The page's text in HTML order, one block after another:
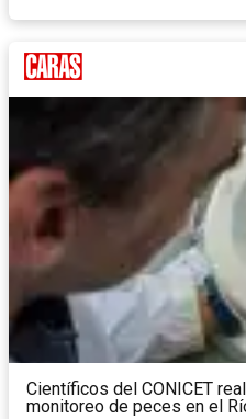
Científicos del CONICET
monitoreo de peces en el